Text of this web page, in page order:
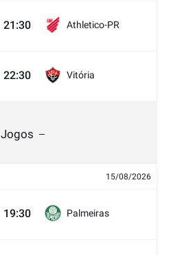
21:30 Athletico-PR
22:30 Vitória
Jogos
15/08/2026
19:30 Palmeiras